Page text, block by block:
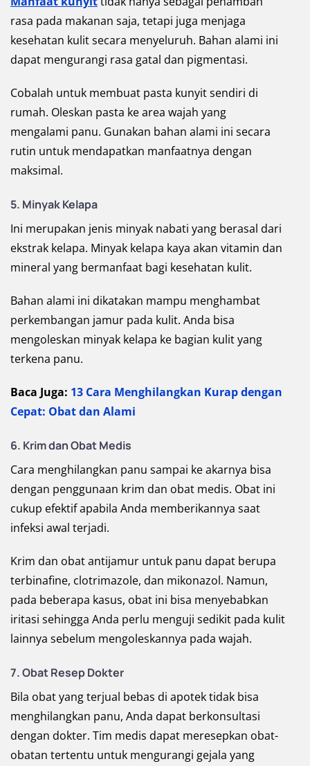
rasa pada makanan saja, tetapi juga menjaga
kesehatan kulit secara menyeluruh. Bahan alami ini
dapat mengurangi rasa gatal dan pigmentasi.
Cobalah untuk membuat pasta kunyit sendiri di
rumah. Oleskan pasta ke area wajah yang
mengalami panu. Gunakan bahan alami ini secara
rutin untuk mendapatkan manfaatnya dengan
maksimal.
5. Minyak Kelapa
Ini merupakan jenis minyak nabati yang berasal dari
ekstrak kelapa. Minyak kelapa kaya akan vitamin dan
mineral yang bermanfaat bagi kesehatan kulit.
Bahan alami ini dikatakan mampu menghambat
perkembangan jamur pada kulit. Anda bisa
mengoleskan minyak kelapa ke bagian kulit yang
terkena panu.
Baca Juga: 13 Cara Menghilangkan Kurap dengan
Cepat: Obat dan Alami
6. Krim dan Obat Medis
Cara menghilangkan panu sampai ke akarnya bisa
dengan penggunaan krim dan obat medis. Obat ini
cukup efektif apabila Anda memberikannya saat
infeksi awal terjadi.
Krim dan obat antijamur untuk panu dapat berupa
terbinafine, clotrimazole, dan mikonazol. Namun,
pada beberapa kasus, obat ini bisa menyebabkan
iritasi sehingga Anda perlu menguji sedikit pada kulit
lainnya sebelum mengoleskannya pada wajah.
7. Obat Resep Dokter
Bila obat yang terjual bebas di apotek tidak bisa
menghilangkan panu, Anda dapat berkonsultasi
dengan dokter. Tim medis dapat meresepkan obat-
obatan tertentu untuk mengurangi gejala yang